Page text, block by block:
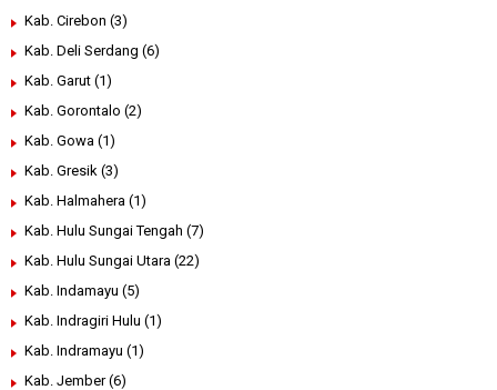
Kab. Cirebon (3)
Kab. Deli Serdang (6)
Kab. Garut (1)
Kab. Gorontalo (2)
Kab. Gowa (1)
Kab. Gresik (3)
Kab. Halmahera (1)
Kab. Hulu Sungai Tengah (7)
Kab. Hulu Sungai Utara (22)
Kab. Indamayu (5)
Kab. Indragiri Hulu (1)
Kab. Indramayu (1)
Kab. Jember (6)